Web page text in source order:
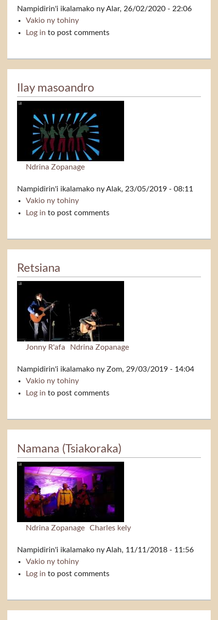
Nampidirin'i ikalamako ny Alar, 26/02/2020 - 22:06
Vakio ny tohinyNy andro anio
Log in to post comments
Ilay masoandro
Ndrina Zopanage
Nampidirin'i ikalamako ny Alak, 23/05/2019 - 08:11
Vakio ny tohinyIlay masoandro
Log in to post comments
Retsiana
Jonny R'afa Ndrina Zopanage
Nampidirin'i ikalamako ny Zom, 29/03/2019 - 14:04
Vakio ny tohinyRetsiana
Log in to post comments
Namana (Tsiakoraka)
Ndrina Zopanage Charles kely
Nampidirin'i ikalamako ny Alah, 11/11/2018 - 11:56
Vakio ny tohinyNamana (Tsiakoraka)
Log in to post comments